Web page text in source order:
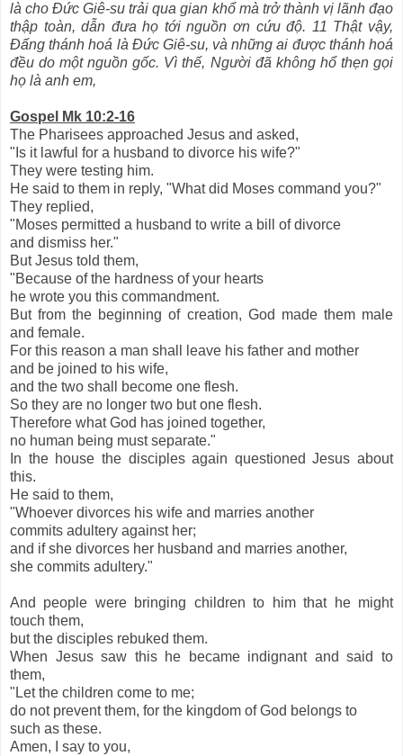
là cho Đức Giê-su trải qua gian khổ mà trở thành vị lãnh đạo
thập toàn, dẫn đưa họ tới nguồn ơn cứu độ. 11 Thật vậy,
Đấng thánh hoá là Đức Giê-su, và những ai được thánh hoá
đều do một nguồn gốc. Vì thế, Người đã không hổ thẹn gọi
họ là anh em,
Gospel Mk 10:2-16
The Pharisees approached Jesus and asked,
"Is it lawful for a husband to divorce his wife?"
They were testing him.
He said to them in reply, "What did Moses command you?"
They replied,
"Moses permitted a husband to write a bill of divorce
and dismiss her."
But Jesus told them,
"Because of the hardness of your hearts
he wrote you this commandment.
But from the beginning of creation, God made them male
and female.
For this reason a man shall leave his father and mother
and be joined to his wife,
and the two shall become one flesh.
So they are no longer two but one flesh.
Therefore what God has joined together,
no human being must separate."
In the house the disciples again questioned Jesus about
this.
He said to them,
"Whoever divorces his wife and marries another
commits adultery against her;
and if she divorces her husband and marries another,
she commits adultery."
And people were bringing children to him that he might
touch them,
but the disciples rebuked them.
When Jesus saw this he became indignant and said to
them,
"Let the children come to me;
do not prevent them, for the kingdom of God belongs to
such as these.
Amen, I say to you,